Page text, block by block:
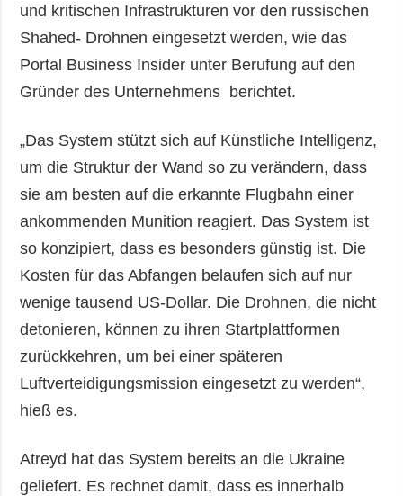
und kritischen Infrastrukturen vor den russischen
Shahed- Drohnen eingesetzt werden, wie das
Portal Business Insider unter Berufung auf den
Gründer des Unternehmens berichtet.
„Das System stützt sich auf Künstliche Intelligenz,
um die Struktur der Wand so zu verändern, dass
sie am besten auf die erkannte Flugbahn einer
ankommenden Munition reagiert. Das System ist
so konzipiert, dass es besonders günstig ist. Die
Kosten für das Abfangen belaufen sich auf nur
wenige tausend US-Dollar. Die Drohnen, die nicht
detonieren, können zu ihren Startplattformen
zurückkehren, um bei einer späteren
Luftverteidigungsmission eingesetzt zu werden“,
hieß es.
Atreyd hat das System bereits an die Ukraine
geliefert. Es rechnet damit, dass es innerhalb